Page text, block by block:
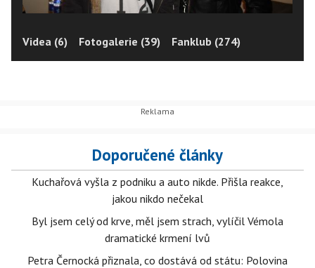
Videa (6) Fotogalerie (39) Fanklub (274)
Doporučené články
Kuchařová vyšla z podniku a auto nikde. Přišla reakce,
jakou nikdo nečekal
Byl jsem celý od krve, měl jsem strach, vylíčil Vémola
dramatické krmení lvů
Petra Černocká přiznala, co dostává od státu: Polovina